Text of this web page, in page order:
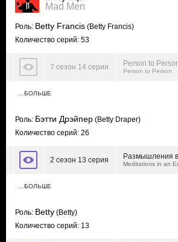
Mad Men
Роль: Betty Francis (Betty Francis)
Количество серий: 53
7 сезон 14 серия Person to
Person to Person
…БОЛЬШЕ
Роль: Бэтти Дрэйпер (Betty Draper)
Количество серий: 26
2 сезон 13 серия Размышления
Meditations in an
…БОЛЬШЕ
Роль: Betty (Betty)
Количество серий: 13